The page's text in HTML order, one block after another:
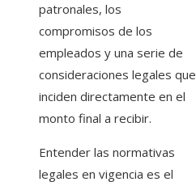
patronales, los
compromisos de los
empleados y una serie de
consideraciones legales que
inciden directamente en el
monto final a recibir.
Entender las normativas
legales en vigencia es el